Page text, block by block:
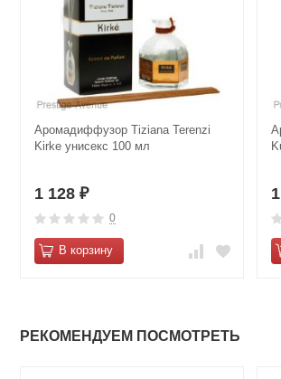
Аромадиффузор Tiziana Terenzi
Kirke унисекс 100 мл
1 128 ₽
0
В корзину
РЕКОМЕНДУЕМ ПОСМОТРЕТЬ